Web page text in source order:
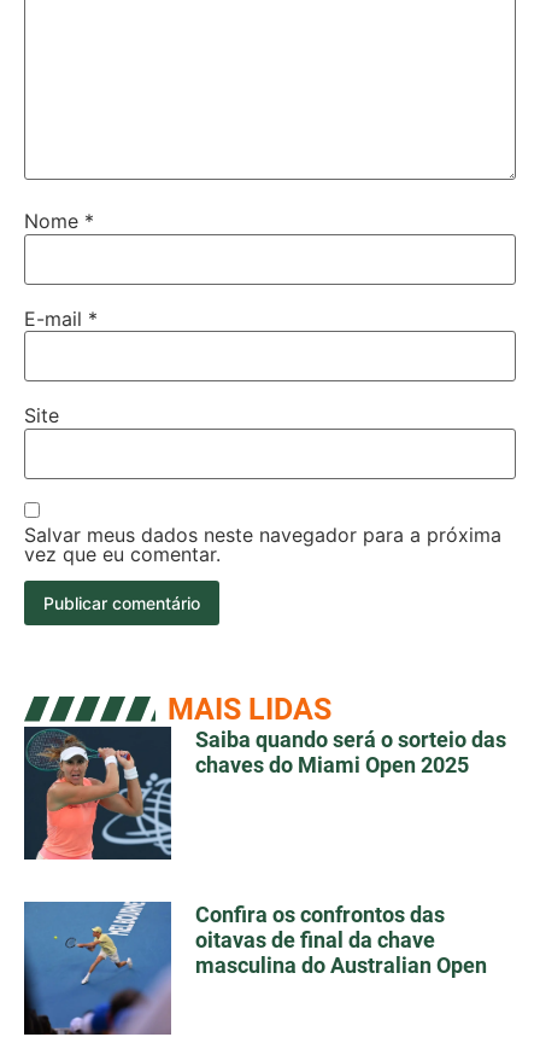
Nome *
E-mail *
Site
Salvar meus dados neste navegador para a próxima
vez que eu comentar.
MAIS LIDAS
Saiba quando será o sorteio das
chaves do Miami Open 2025
Confira os confrontos das
oitavas de final da chave
masculina do Australian Open